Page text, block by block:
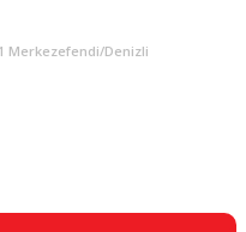
Merkezefendi/Denizli